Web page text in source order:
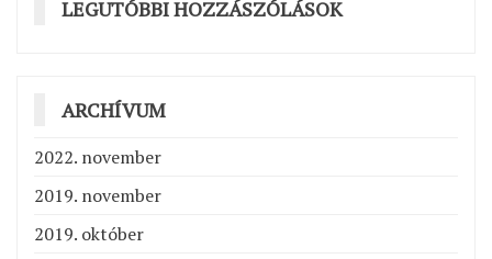
LEGUTÓBBI HOZZÁSZÓLÁSOK
ARCHÍVUM
2022. november
2019. november
2019. október